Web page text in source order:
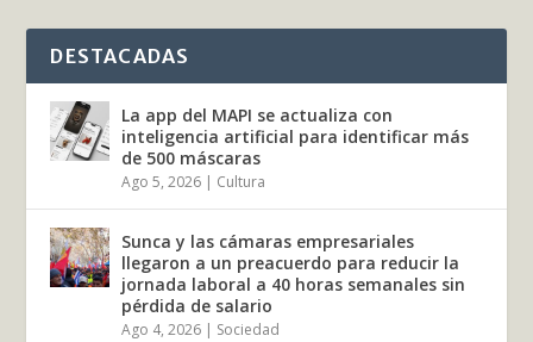
DESTACADAS
La app del MAPI se actualiza con
inteligencia artificial para identificar más
de 500 máscaras
Ago 5, 2026 | Cultura
Sunca y las cámaras empresariales
llegaron a un preacuerdo para reducir la
jornada laboral a 40 horas semanales sin
pérdida de salario
Ago 4, 2026 | Sociedad